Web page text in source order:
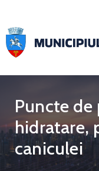
Puncte
hidratare,
caniculei